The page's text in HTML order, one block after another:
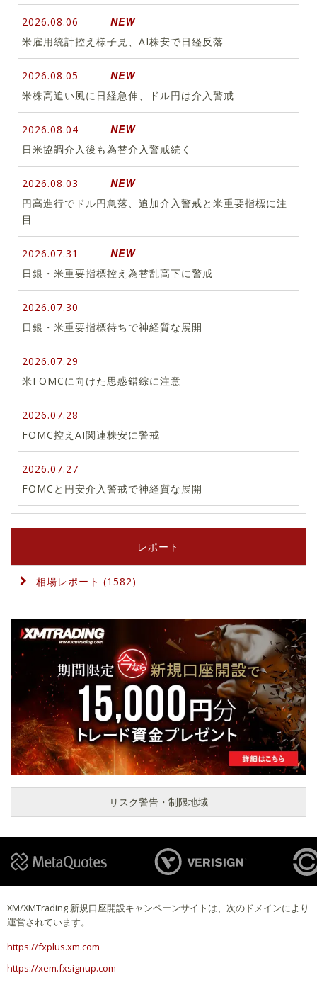
2026.08.06 NEW
米雇用統計控え様子見、AI株安で日経反落
2026.08.05 NEW
米株高追い風に日経急伸、ドル円は介入警戒
2026.08.04 NEW
日米協調介入後も為替介入警戒続く
2026.08.03 NEW
円高進行でドル円急落、追加介入警戒と米重要指標に注
目
2026.07.31 NEW
日銀・米重要指標控え為替乱高下に警戒
2026.07.30
日銀・米重要指標待ちで神経質な展開
2026.07.29
米FOMCに向けた思惑錯綜に注意
2026.07.28
FOMC控えAI関連株安に警戒
2026.07.27
FOMCと円安介入警戒で神経質な展開
レポート
相場レポート (1582)
リスク警告・制限地域
XM/XMTrading 新規口座開設キャンペーンサイトは、次のドメインにより
運営されています。
https://fxplus.xm.com
https://xem.fxsignup.com